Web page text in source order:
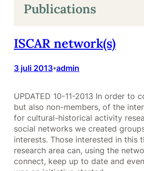
Publications
ISCAR network(s)
3 juli 2013•admin
UPDATED 10-11-2013 In order to
but also non-members, of the
for cultural-historical activity
social networks we created
interests. Those interested in this
research area can, using the
connect, keep up to date and